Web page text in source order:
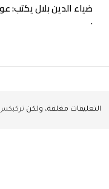
ضياء الدين بلال يكتب:
.
التعليقات مغلقة، ولكن